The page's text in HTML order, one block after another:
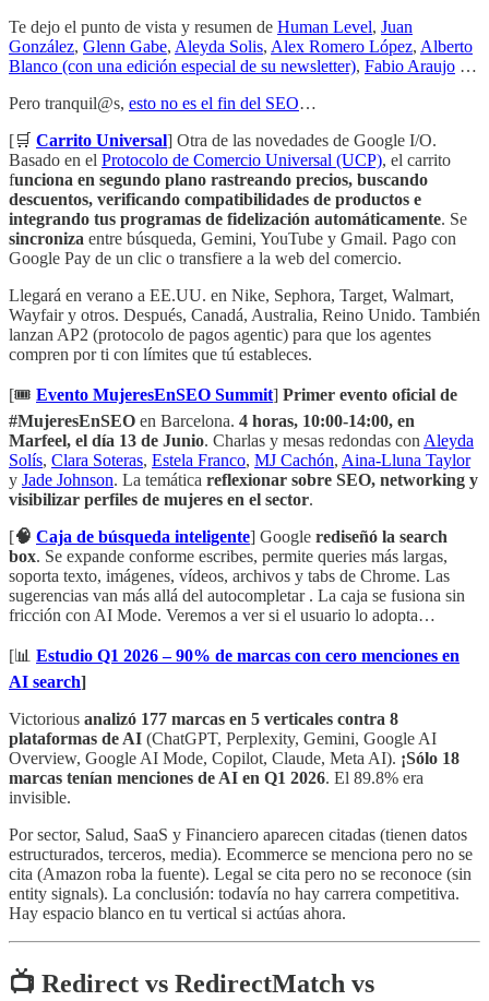
Te dejo el punto de vista y resumen de Human Level, Juan
González, Glenn Gabe, Aleyda Solis, Alex Romero López, Alberto
Blanco (con una edición especial de su newsletter), Fabio Araujo …
Pero tranquil@s, esto no es el fin del SEO…
[🛒 Carrito Universal] Otra de las novedades de Google I/O.
Basado en el Protocolo de Comercio Universal (UCP), el carrito
funciona en segundo plano rastreando precios, buscando
descuentos, verificando compatibilidades de productos e
integrando tus programas de fidelización automáticamente. Se
sincroniza entre búsqueda, Gemini, YouTube y Gmail. Pago con
Google Pay de un clic o transfiere a la web del comercio.
Llegará en verano a EE.UU. en Nike, Sephora, Target, Walmart,
Wayfair y otros. Después, Canadá, Australia, Reino Unido. También
lanzan AP2 (protocolo de pagos agentic) para que los agentes
compren por ti con límites que tú estableces.
[🎟️ Evento MujeresEnSEO Summit] Primer evento oficial de
#MujeresEnSEO en Barcelona. 4 horas, 10:00-14:00, en
Marfeel, el día 13 de Junio. Charlas y mesas redondas con Aleyda
Solís, Clara Soteras, Estela Franco, MJ Cachón, Aina-Lluna Taylor
y Jade Johnson. La temática reflexionar sobre SEO, networking y
visibilizar perfiles de mujeres en el sector.
[🧠 Caja de búsqueda inteligente] Google rediseñó la search
box. Se expande conforme escribes, permite queries más largas,
soporta texto, imágenes, vídeos, archivos y tabs de Chrome. Las
sugerencias van más allá del autocompletar . La caja se fusiona sin
fricción con AI Mode. Veremos a ver si el usuario lo adopta…
[📊 Estudio Q1 2026 – 90% de marcas con cero menciones en
AI search]
Victorious analizó 177 marcas en 5 verticales contra 8
plataformas de AI (ChatGPT, Perplexity, Gemini, Google AI
Overview, Google AI Mode, Copilot, Claude, Meta AI). ¡Sólo 18
marcas tenían menciones de AI en Q1 2026. El 89.8% era
invisible.
Por sector, Salud, SaaS y Financiero aparecen citadas (tienen datos
estructurados, terceros, media). Ecommerce se menciona pero no se
cita (Amazon roba la fuente). Legal se cita pero no se reconoce (sin
entity signals). La conclusión: todavía no hay carrera competitiva.
Hay espacio blanco en tu vertical si actúas ahora.
📺 Redirect vs RedirectMatch vs